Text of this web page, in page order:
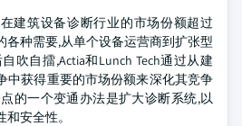
建筑设备诊断行业的市场份额超过
各种需要,从单个设备运营商到扩张型
吹自擂,Actia和Lunch Tech通过从建
中获得重要的市场份额来深化其竞争
的一个变通办法是扩大诊断系统,以
安全性。